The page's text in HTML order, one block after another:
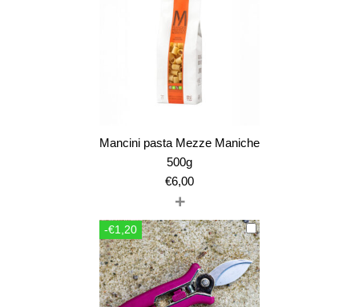
Mancini pasta Mezze Maniche
500g
€6,00
+
-€1,20